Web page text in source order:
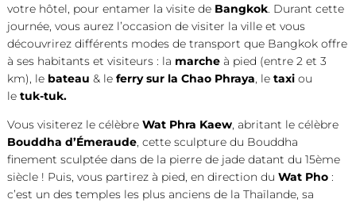
votre hôtel, pour entamer la visite deBangkok. Durant cette
journée, vous aurez l’occasion de visiter la ville et vous
découvrirez différents modes de transport que Bangkok offre
à ses habitants et visiteurs : la marcheà pied (entre 2 et 3
km), le bateau & leferry sur la Chao Phraya, letaxi ou
le tuk-tuk.
Vous visiterez le célèbreWat Phra Kaew, abritant le célèbre
Bouddha d’Émeraude, cette sculpture du Bouddha
finement sculptée dans de la pierre de jade datant du 15ème
siècle ! Puis, vous partirez à pied, en direction du Wat Pho:
c’est un des temples les plus anciens de la Thaïlande, sa